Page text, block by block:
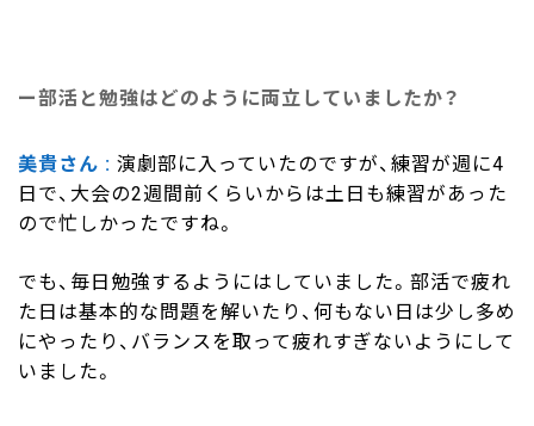
部活と勉強はどのように両立していましたか？
美貴さん
演劇部に入っていたのですが、練習が週に4
日で、大会の2週間前くらいからは土日も練習があった
ので忙しかったですね。
でも、毎日勉強するようにはしていました。部活で疲れ
た日は基本的な問題を解いたり、何もない日は少し多め
にやったり、バランスを取って疲れすぎないようにして
いました。